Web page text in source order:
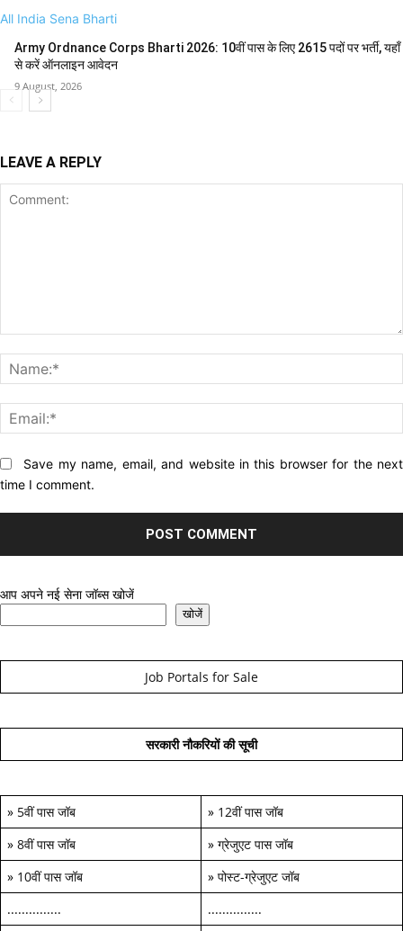
All India Sena Bharti
Army Ordnance Corps Bharti 2026: 10वीं पास के लिए 2615 पदों पर भर्ती, यहाँ
से करें ऑनलाइन आवेदन
9 August, 2026
LEAVE A REPLY
Website:Save my name, email, and website in this browser for the next
time I comment.
आप अपने नई सेना जॉब्स खोजें
खोजें
Job Portals for Sale
सरकारी नौकरियों की सूची
» 5वीं पास जॉब » 12वीं पास जॉब
» 8वीं पास जॉब » ग्रेजुएट पास जॉब
» 10वीं पास जॉब » पोस्ट-ग्रेजुएट जॉब
...............
...............